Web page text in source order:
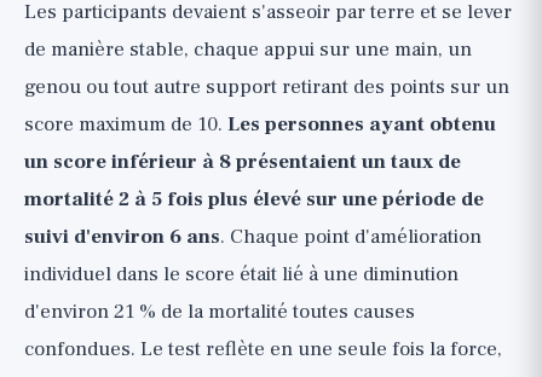
Les participants devaient s'asseoir par terre et se lever
de manière stable, chaque appui sur une main, un
genou ou tout autre support retirant des points sur un
score maximum de 10. Les personnes ayant obtenu
un score inférieur à 8 présentaient un taux de
mortalité 2 à 5 fois plus élevé sur une période de
suivi d'environ 6 ans. Chaque point d'amélioration
individuel dans le score était lié à une diminution
d'environ 21 % de la mortalité toutes causes
confondues. Le test reflète en une seule fois la force,